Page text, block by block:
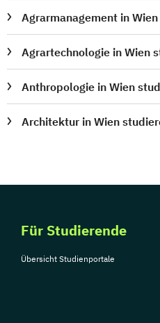
Agrarmanagement in
Agrartechnologie in Wien
Anthropologie in Wien
Architektur in Wien
Für Studierende
Übersicht Studienportale